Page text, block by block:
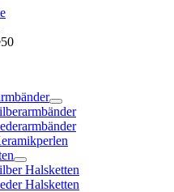
Halsketten
Halsketten